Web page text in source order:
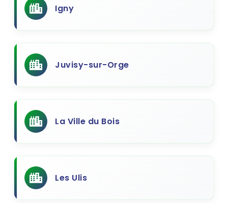
Igny
Juvisy-sur-Orge
La Ville du Bois
Les Ulis